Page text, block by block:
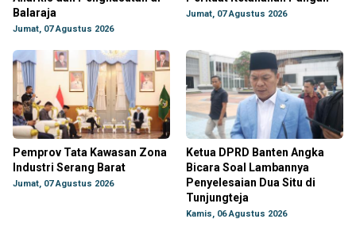
Balaraja
Jumat, 07 Agustus 2026
Jumat, 07 Agustus 2026
Pemprov Tata Kawasan Zona
Industri Serang Barat
Jumat, 07 Agustus 2026
Ketua DPRD Banten Angka
Bicara Soal Lambannya
Penyelesaian Dua Situ di
Tunjungteja
Kamis, 06 Agustus 2026